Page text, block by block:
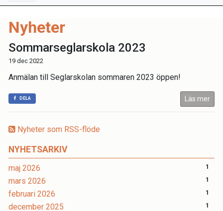
Nyheter som RSS-flöde
NYHETSARKIV
maj 2026 1
mars 2026 1
februari 2026 1
december 2025 1
Nyheter
Sommarseglarskola 2023
19 dec 2022
Anmälan till Seglarskolan sommaren 2023 öppen!
DELA Läs mer